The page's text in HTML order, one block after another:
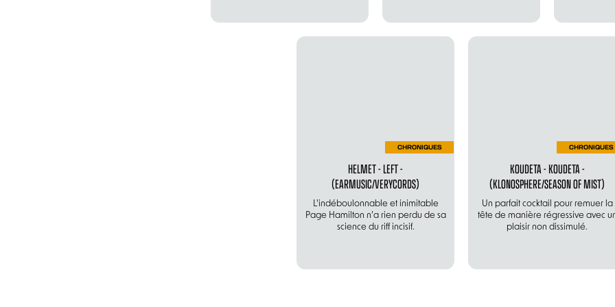
CHRONIQUES
HELMET - LEFT -
(EARMUSIC/VERYCORDS)
L'indéboulonnable et inimitable
Page Hamilton n’a rien perdu de sa
science du riff incisif.
CHRONIQUES
KOUDETA - KOUDETA -
(KLONOSPHERE/SEASON OF MIST)
Un parfait cocktail pour remuer la
tête de manière régressive avec
plaisir non dissimulé.